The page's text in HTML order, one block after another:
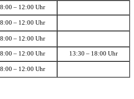
– 12:00 Uhr
– 12:00 Uhr
– 12:00 Uhr
– 12:00 Uhr 13:30 – 18:00 Uhr
– 12:00 Uhr